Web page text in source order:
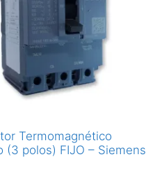
Termomagnético
(3 polos) FIJO – Siemens